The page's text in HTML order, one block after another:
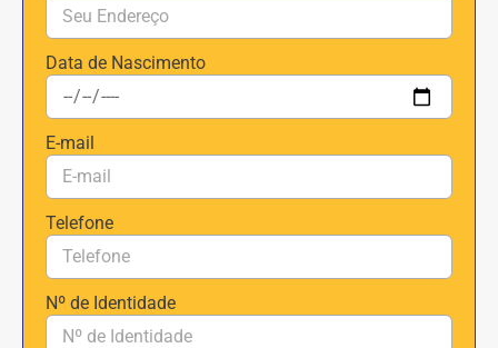
Data de Nascimento
E-mail
Telefone
Nº de Identidade